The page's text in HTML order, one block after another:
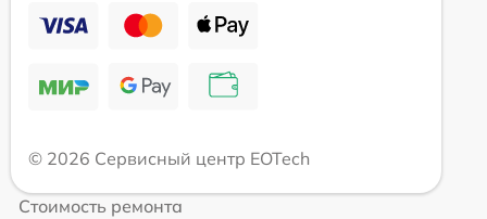
© 2026 Сервисный центр EOTech
Стоимость ремонта